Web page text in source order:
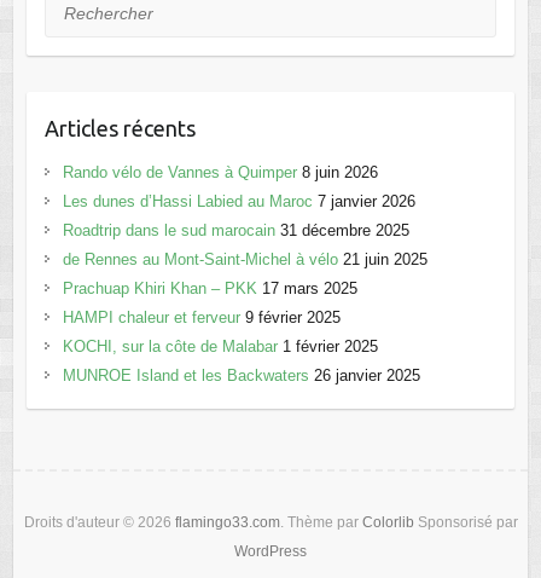
Articles récents
Rando vélo de Vannes à Quimper 8 juin 2026
Les dunes d’Hassi Labied au Maroc 7 janvier 2026
Roadtrip dans le sud marocain 31 décembre 2025
de Rennes au Mont-Saint-Michel à vélo 21 juin 2025
Prachuap Khiri Khan – PKK 17 mars 2025
HAMPI chaleur et ferveur 9 février 2025
KOCHI, sur la côte de Malabar 1 février 2025
MUNROE Island et les Backwaters 26 janvier 2025
Droits d'auteur © 2026 flamingo33.com. Thème par Colorlib Sponsorisé par
WordPress